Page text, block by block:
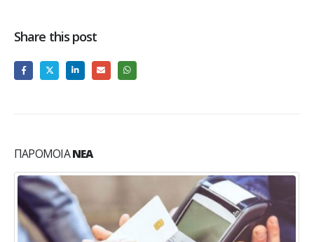
Share this post
ΠΑΡΌΜΟΙΑΝΈΑ